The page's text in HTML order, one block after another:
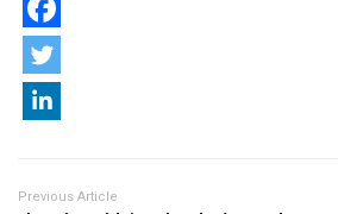
Previous Article